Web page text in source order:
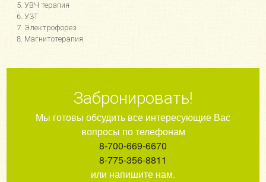
УВЧ терапия
УЗТ
Электрофорез
Магнитотерапия
Забронировать!
Мы готовы обсудить все интересующие Вас
вопросы по телефонам
8-700-669-6670
8-775-356-8811
или напишите нам.